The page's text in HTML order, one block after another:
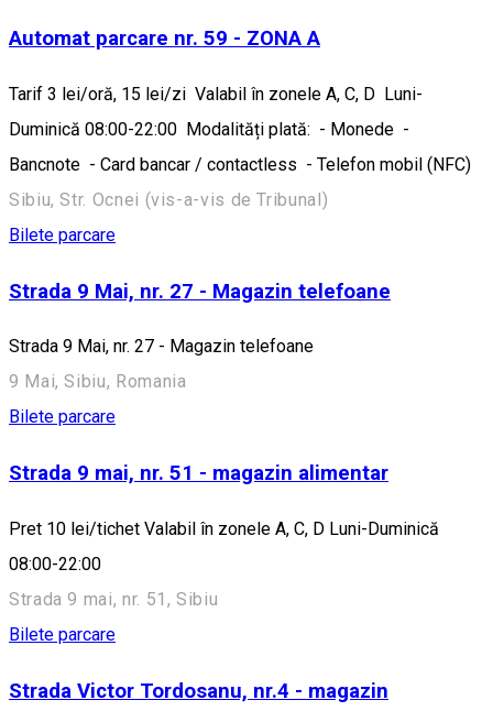
Automat parcare nr. 59 - ZONA A
Tarif 3 lei/oră, 15 lei/zi Valabil în zonele A, C, D Luni-
Duminică 08:00-22:00 Modalități plată: - Monede -
Bancnote - Card bancar / contactless - Telefon mobil (NFC)
Sibiu, Str. Ocnei (vis-a-vis de Tribunal)
Bilete parcare
Strada 9 Mai, nr. 27 - Magazin telefoane
Strada 9 Mai, nr. 27 - Magazin telefoane
9 Mai, Sibiu, Romania
Bilete parcare
Strada 9 mai, nr. 51 - magazin alimentar
Pret 10 lei/tichet Valabil în zonele A, C, D Luni-Duminică
08:00-22:00
Strada 9 mai, nr. 51, Sibiu
Bilete parcare
Strada Victor Tordosanu, nr.4 - magazin